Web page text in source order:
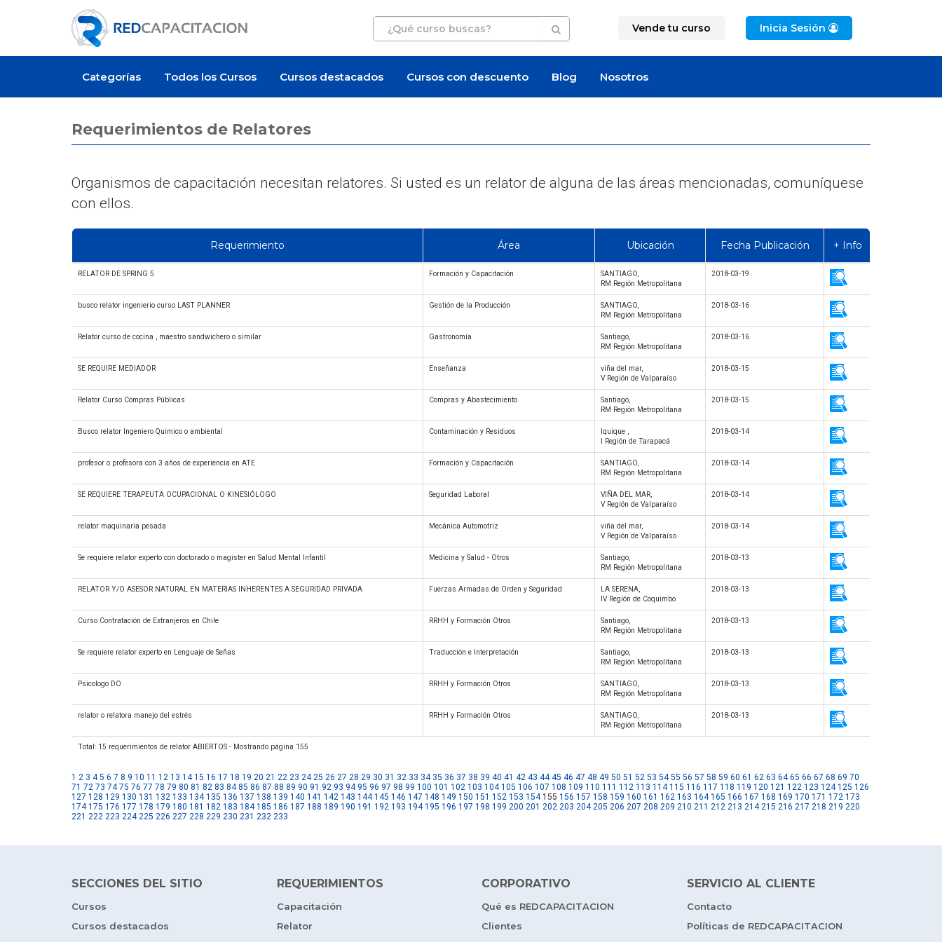
Vende tu curso Inicia Sesión
Categorías Todos los Cursos Cursos destacados Cursos con descuento Blog Nosotros
Requerimientos de Relatores
Organismos de capacitación necesitan relatores. Si usted es un relator de alguna de las áreas mencionadas, comuníquese
con ellos.
Requerimiento Área Ubicación Fecha Publicación + Info
RELATOR DE SPRING 5 Formación y Capacitación
SANTIAGO,
RM Región Metropolitana
2018-03-19
busco relator ingenierio curso LAST PLANNER Gestión de la Producción
SANTIAGO,
RM Región Metropolitana
2018-03-16
Relator curso de cocina , maestro sandwichero o similar Gastronomía
Santiago,
RM Región Metropolitana
2018-03-16
SE REQUIRE MEDIADOR Enseñanza
viña del mar,
V Región de Valparaíso
2018-03-15
Relator Curso Compras Públicas Compras y Abastecimiento
Santiago,
RM Región Metropolitana
2018-03-15
Busco relator Ingeniero Quimico o ambiental Contaminación y Residuos
Iquique ,
I Región de Tarapacá
2018-03-14
profesor o profesora con 3 años de experiencia en ATE Formación y Capacitación
SANTIAGO,
RM Región Metropolitana
2018-03-14
SE REQUIERE TERAPEUTA OCUPACIONAL O KINESIÓLOGO Seguridad Laboral
VIÑA DEL MAR,
V Región de Valparaíso
2018-03-14
relator maquinaria pesada Mecánica Automotriz
viña del mar,
V Región de Valparaíso
2018-03-14
Se requiere relator experto con doctorado o magister en Salud Mental Infantil Medicina y Salud - Otros
Santiago,
RM Región Metropolitana
2018-03-13
RELATOR Y/O ASESOR NATURAL EN MATERIAS INHERENTES A SEGURIDAD PRIVADA Fuerzas Armadas de Orden y Seguridad
LA SERENA,
IV Región de Coquimbo
2018-03-13
Curso Contratación de Extranjeros en Chile RRHH y Formación Otros
Santiago,
RM Región Metropolitana
2018-03-13
Se requiere relator experto en Lenguaje de Señas Traducción e Interpretación
Santiago,
RM Región Metropolitana
2018-03-13
Psicologo DO RRHH y Formación Otros
SANTIAGO,
RM Región Metropolitana
2018-03-13
relator o relatora manejo del estrés RRHH y Formación Otros
SANTIAGO,
RM Región Metropolitana
2018-03-13
Total: 15 requerimientos de relator ABIERTOS - Mostrando página 155
1 2 3 4 5 6 7 8 9 10 11 12 13 14 15 16 17 18 19 20 21 22 23 24 25 26 27 28 29 30 31 32 33 34 35 36 37 38 39 40 41 42 43 44 45 46 47 48 49 50 51 52 53 54 55 56 57 58 59 60 61 62 63 64 65 66 67 68 69 70
71 72 73 74 75 76 77 78 79 80 81 82 83 84 85 86 87 88 89 90 91 92 93 94 95 96 97 98 99 100 101 102 103 104 105 106 107 108 109 110 111 112 113 114 115 116 117 118 119 120 121 122 123 124 125 126
127 128 129 130 131 132 133 134 135 136 137 138 139 140 141 142 143 144 145 146 147 148 149 150 151 152 153 154 155 156 157 158 159 160 161 162 163 164 165 166 167 168 169 170 171 172 173
174 175 176 177 178 179 180 181 182 183 184 185 186 187 188 189 190 191 192 193 194 195 196 197 198 199 200 201 202 203 204 205 206 207 208 209 210 211 212 213 214 215 216 217 218 219 220
221 222 223 224 225 226 227 228 229 230 231 232 233
SECCIONES DEL SITIO
Cursos
Cursos destacados
REQUERIMIENTOS
Capacitación
Relator
CORPORATIVO
Qué es REDCAPACITACION
Clientes
SERVICIO AL CLIENTE
Contacto
Políticas de REDCAPACITACION